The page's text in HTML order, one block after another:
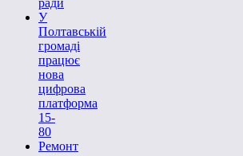
ради
У
Полтавській
громаді
працює
нова
цифрова
платформа
15-
80
Ремонт